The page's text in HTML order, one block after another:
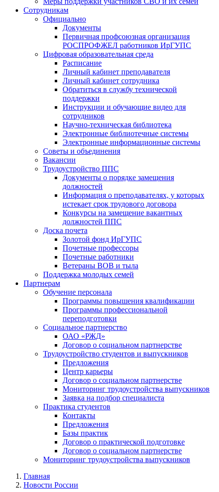
Сотрудникам
Официально
Документы
Первичная профсоюзная организация
РОСПРОФЖЕЛ работников ИрГУПС
Цифровая образовательная среда
Расписание
Личный кабинет преподавателя
Личный кабинет сотрудника
Обратиться в службу технической
поддержки
Инструкции и обучающие видео для
сотрудников
Научно-техническая библиотека
Электронные библиотечные системы
Электронные информационные системы
Советы и объединения
Вакансии
Трудоустройство ППС
Документы о порядке замещения
должностей
Информация о преподавателях, у которых
истекает срок трудового договора
Конкурсы на замещение вакантных
должностей ППС
Доска почета
Золотой фонд ИрГУПС
Почетные профессоры
Почетные работники
Ветераны ВОВ и тыла
Поддержка молодых семей
Партнерам
Обучение персонала
Программы повышения квалификации
Программы профессиональной
переподготовки
Социальное партнерство
ОАО «РЖД»
Договор о социальном партнерстве
Трудоустройство студентов и выпускников
Предложения
Центр карьеры
Договор о социальном партнерстве
Мониторинг трудоустройства выпускников
Заявка на подбор специалиста
Практика студентов
Контакты
Предложения
Базы практик
Договор о практической подготовке
Договор о социальном партнерстве
Мониторинг трудоустройства выпускников
Главная
Новости России